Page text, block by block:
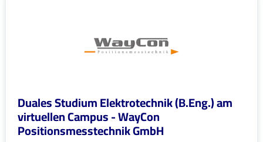
Duales Studium Elektrotechnik (B.Eng.) am
virtuellen Campus - WayCon
Positionsmesstechnik GmbH